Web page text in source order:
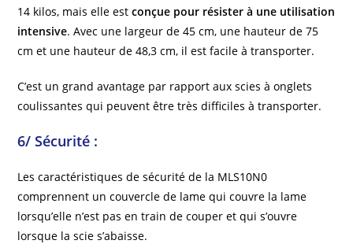
14 kilos, mais elle estconçue pour résister à une utilisation
intensive. Avec une largeur de 45 cm, une hauteur de 75
cm et une hauteur de 48,3 cm, il est facile à transporter.
C’est un grand avantage par rapport aux scies à onglets
coulissantes qui peuvent être très difficiles à transporter.
6/ Sécurité :
Les caractéristiques de sécurité de la MLS10N0
comprennent un couvercle de lame qui couvre la lame
lorsqu’elle n’est pas en train de couper et qui s’ouvre
lorsque la scie s’abaisse.